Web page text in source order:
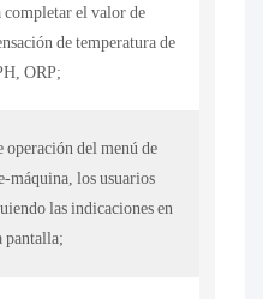
completar el valor de
de temperatura de
ORP;
operación del menú de
máquina, los usuarios
las indicaciones en
pantalla;